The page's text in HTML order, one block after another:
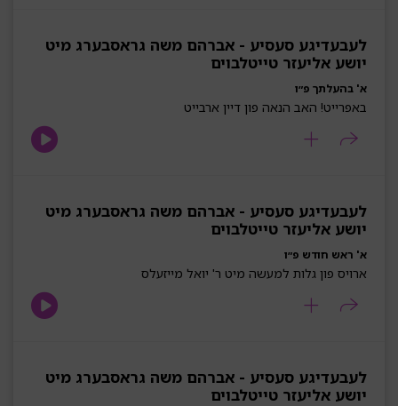
לעבעדיגע סעסיע - אברהם משה גראסבערג מיט
יושע אליעזר טייטלבוים
א' בהעלתך פ״ו
באפרייט! האב הנאה פון דיין ארבייט
לעבעדיגע סעסיע - אברהם משה גראסבערג מיט
יושע אליעזר טייטלבוים
א' ראש חודש פ״ו
ארויס פון גלות למעשה מיט ר' יואל מייזעלס
לעבעדיגע סעסיע - אברהם משה גראסבערג מיט
יושע אליעזר טייטלבוים